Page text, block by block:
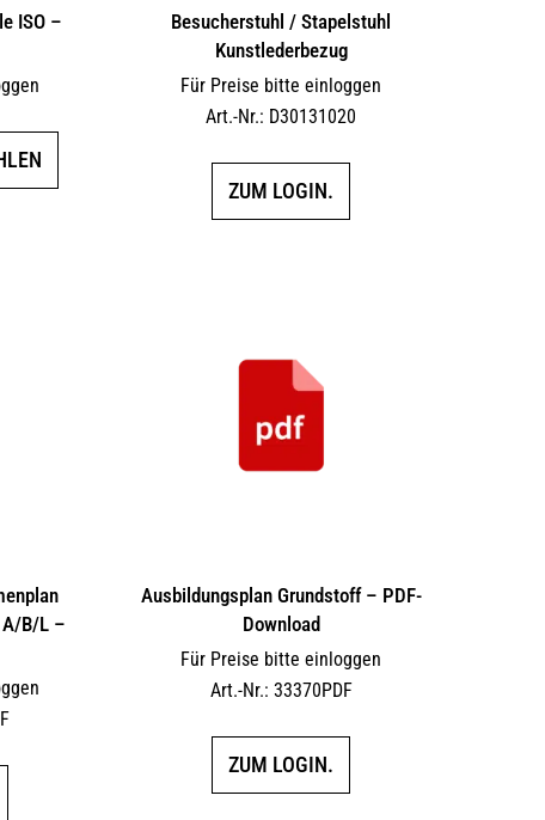
ISO –
Besucherstuhl / Stapelstuhl
Kunstlederbezug
Für Preise bitte einloggen
Art.-Nr.: D30131020
ZUM LOGIN.
A/B/L –
Ausbildungsplan Grundstoff – PDF-
Download
Für Preise bitte einloggen
Art.-Nr.: 33370PDF
ZUM LOGIN.